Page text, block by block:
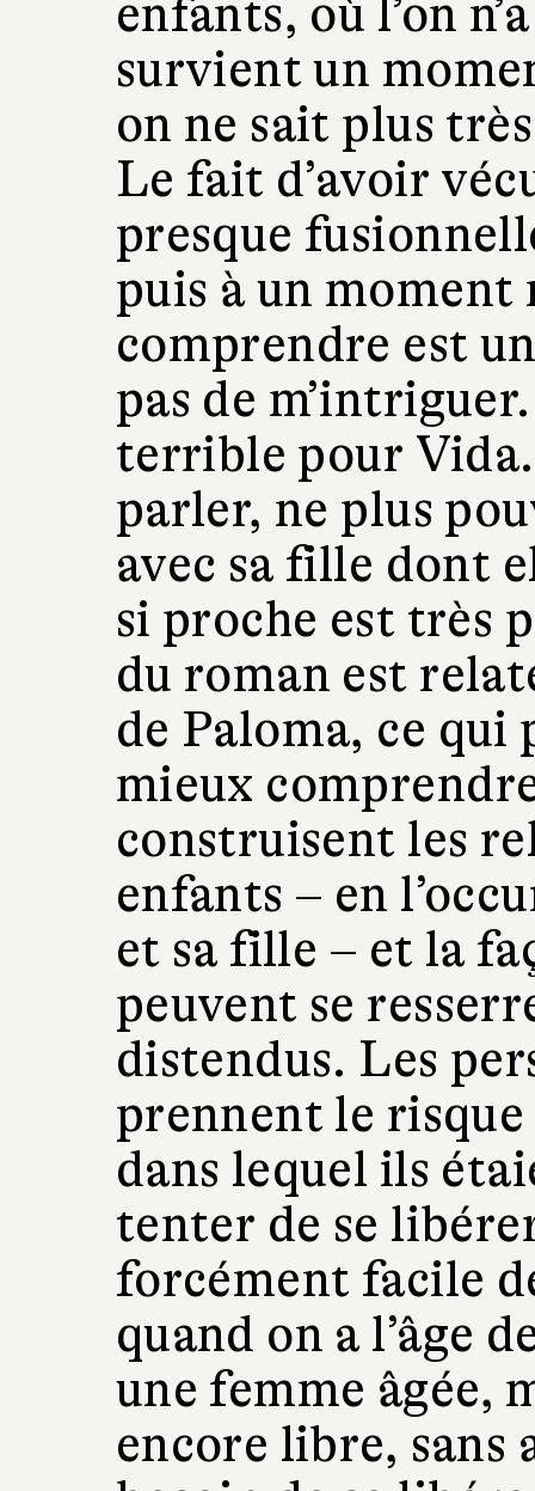
enfants, où l’on
survient un
on ne sait plus
Le fait d’avoir
presque
puis à un moment
comprendre est
pas de
terrible pour
parler, ne plus
avec sa fille dont
si proche est très
du roman est
de Paloma, ce
mieux
construisent les
enfants – en
et sa fille – et la
peuvent se
distendus. Les
prennent le
dans lequel ils
tenter de se
forcément facile
quand on a l’âge
une femme âgée,
encore libre, sans